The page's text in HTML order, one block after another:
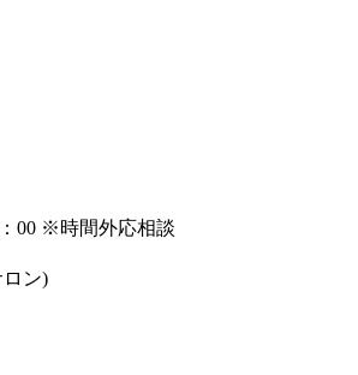
00 ※時間外応相談
ン)